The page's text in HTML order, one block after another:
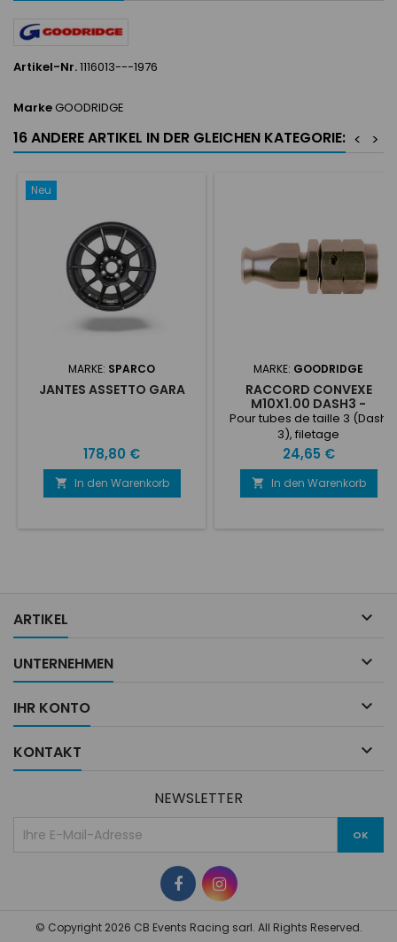
Artikel-Nr.1116013---1976
MarkeGOODRIDGE
16 ANDERE ARTIKEL IN DER GLEICHEN KATEGORIE: >
<
Neu
MARKE: SPARCO
JANTES ASSETTO GARA
Preis
178,80 €
 In den Warenkorb
MARKE: GOODRIDGE
RACCORD CONVEXE
M10X1.00 DASH3 -
GOODRIDGE 452
Pour tubes de taille 3 (Dash
3), filetage
M10x1.00Raccord convexe
Preis
24,65 €
 In den Warenkorb
ARTIKEL 
UNTERNEHMEN 
IHR KONTO 
KONTAKT 
NEWSLETTER
© Copyright 2026 CB Events Racing sarl. All Rights Reserved.